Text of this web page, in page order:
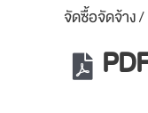
จัดซื้อจัดจ้าง/